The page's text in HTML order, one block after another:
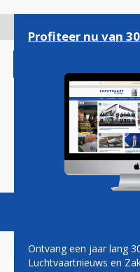
gaan
Magazine
Profiteer nu van
Ontvang een jaar lang
Luchtvaartnieuws en